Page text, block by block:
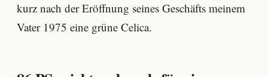
kurz nach der Eröffnung seines Geschäfts meinem
Vater 1975 eine grüne Celica.